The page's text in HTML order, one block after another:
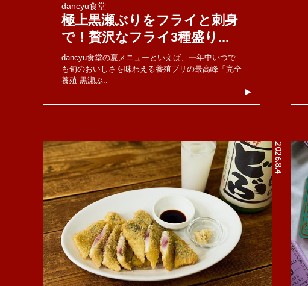
dancyu食堂
極上黒瀬ぶりをフライと刺身
で！贅沢なフライ3種盛り...
dancyu食堂の夏メニューといえば、一年中いつで
も旬のおいしさを味わえる養殖ブリの最高峰「完全
養殖 黒瀬ぶ..
2026.8.4